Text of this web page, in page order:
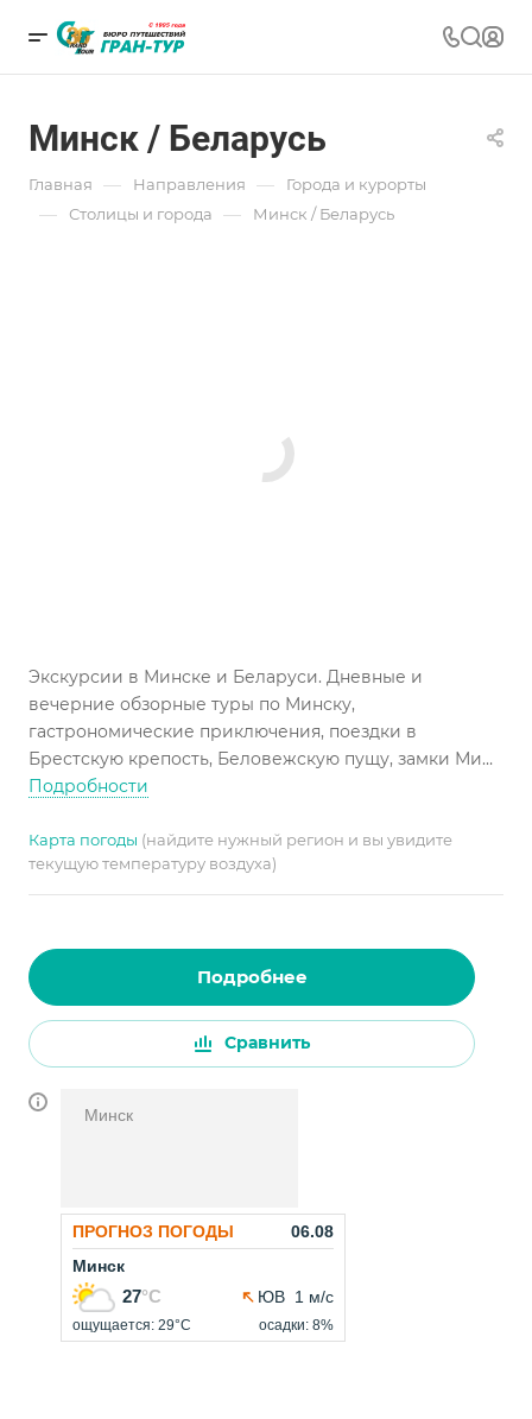
Минск / Беларусь
Главная — Направления — Города и курорты
— Столицы и города — Минск / Беларусь
Экскурсии в Минске и Беларуси. Дневные и
вечерние обзорные туры по Минску,
гастрономические приключения, поездки в
Брестскую крепость, Беловежскую пущу, замки Мир
и Несвиж, мемориал Хатынь и на производство
Беларуси!
Подробности
Карта погоды (найдите нужный регион и вы увидите
текущую температуру воздуха)
Подробнее
Сравнить
Минск